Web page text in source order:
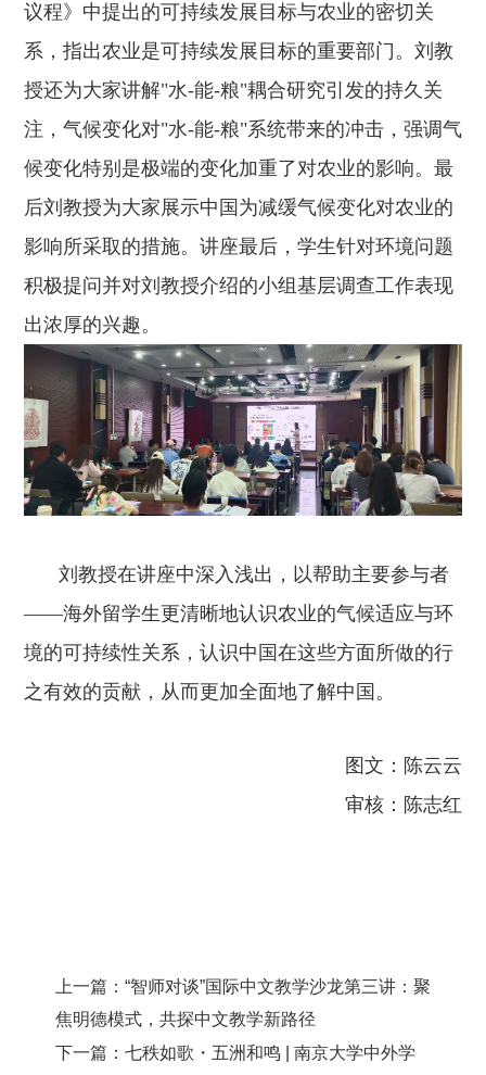
议程》中提出的可持续发展目标与农业的密切关
系，指出农业是可持续发展目标的重要部门。刘教
授还为大家讲解"水-能-粮"耦合研究引发的持久关
注，气候变化对"水-能-粮"系统带来的冲击，强调气
候变化特别是极端的变化加重了对农业的影响。最
后刘教授为大家展示中国为减缓气候变化对农业的
影响所采取的措施。讲座最后，学生针对环境问题
积极提问并对刘教授介绍的小组基层调查工作表现
出浓厚的兴趣。
刘教授在讲座中深入浅出，以帮助主要参与者
——海外留学生更清晰地认识农业的气候适应与环
境的可持续性关系，认识中国在这些方面所做的行
之有效的贡献，从而更加全面地了解中国。
图文：陈云云
审核：陈志红
上一篇： “智师对谈”国际中文教学沙龙第三讲：聚
焦明德模式，共探中文教学新路径
下一篇： 七秩如歌・五洲和鸣 | 南京大学中外学